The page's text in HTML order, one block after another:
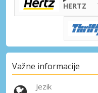
HERTZ
Važne informacije
Jezik